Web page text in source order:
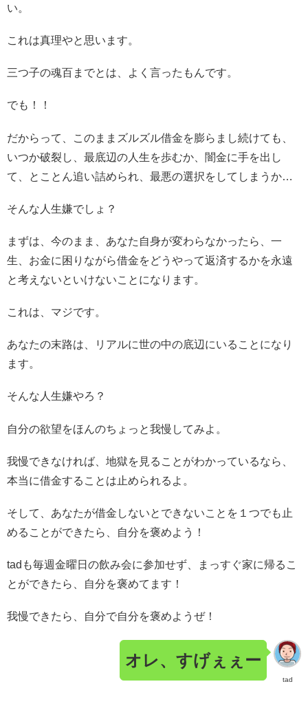
い。
これは真理やと思います。
三つ子の魂百までとは、よく言ったもんです。
でも！！
だからって、このままズルズル借金を膨らまし続けても、
いつか破裂し、最底辺の人生を歩むか、闇金に手を出し
て、とことん追い詰められ、最悪の選択をしてしまうか…
そんな人生嫌でしょ？
まずは、今のまま、あなた自身が変わらなかったら、一
生、お金に困りながら借金をどうやって返済するかを永遠
と考えないといけないことになります。
これは、マジです。
あなたの末路は、リアルに世の中の底辺にいることになり
ます。
そんな人生嫌やろ？
自分の欲望をほんのちょっと我慢してみよ。
我慢できなければ、地獄を見ることがわかっているなら、
本当に借金することは止められるよ。
そして、あなたが借金しないとできないことを１つでも止
めることができたら、自分を褒めよう！
tadも毎週金曜日の飲み会に参加せず、まっすぐ家に帰るこ
とができたら、自分を褒めてます！
我慢できたら、自分で自分を褒めようぜ！
tad
オレ、すげぇぇー